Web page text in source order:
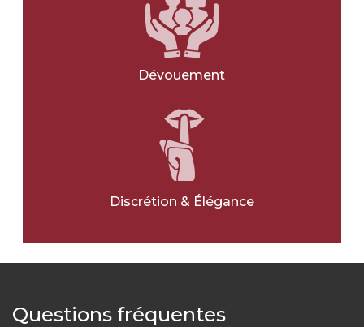
Dévouement
Discrétion & Élégance
Questions fréquentes